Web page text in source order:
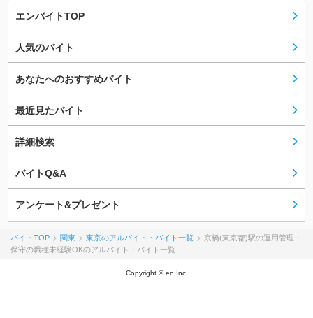
エンバイトTOP
人気のバイト
あなたへのおすすめバイト
最近見たバイト
詳細検索
バイトQ&A
アンケート&プレゼント
バイトTOP 関東 東京のアルバイト・バイト一覧
京橋(東京都)駅の運用管理・
保守の職種未経験OKのアルバイト・バイト一覧
Copyright © en Inc.